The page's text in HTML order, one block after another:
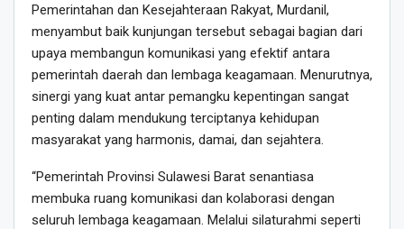
Pemerintahan dan Kesejahteraan Rakyat, Murdanil,
menyambut baik kunjungan tersebut sebagai bagian dari
upaya membangun komunikasi yang efektif antara
pemerintah daerah dan lembaga keagamaan. Menurutnya,
sinergi yang kuat antar pemangku kepentingan sangat
penting dalam mendukung terciptanya kehidupan
masyarakat yang harmonis, damai, dan sejahtera.
“Pemerintah Provinsi Sulawesi Barat senantiasa
membuka ruang komunikasi dan kolaborasi dengan
seluruh lembaga keagamaan. Melalui silaturahmi seperti